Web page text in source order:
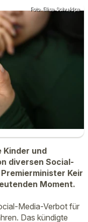
Foto: Elisa Schu/dpa
Kinder und
diversen Social-
Keir
Moment.
Media-Verbot für
Das kündigte